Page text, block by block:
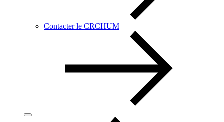
Contacter le CRCHUM